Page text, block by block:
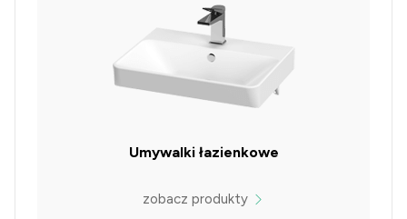
Umywalki łazienkowe
zobacz produkty